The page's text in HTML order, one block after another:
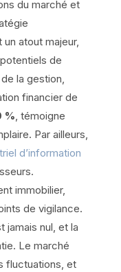
du marché et
atout majeur,
de
la gestion,
financier de
%, témoigne
Par ailleurs,
d’information
immobilier,
de vigilance.
jamais nul, et la
Le marché
fluctuations, et